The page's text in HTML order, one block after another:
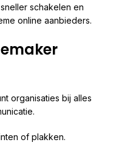
schakelen en
online aanbieders.
organisaties bij alles
of plakken.